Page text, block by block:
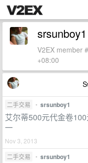
srsunboy1
V2EX member
+08:00
二手交易 • srsunboy1
艾尔蒂500元代金卷
一
Nov 3, 2013
二手交易
• srsunboy1